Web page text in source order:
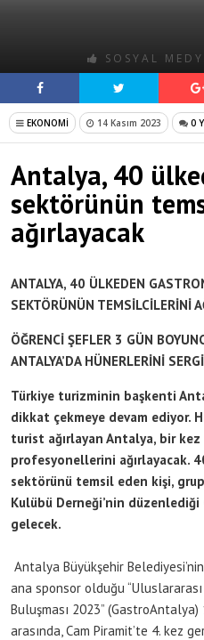
SOSYAL
EKONOMİ 14 Kasım 2023 0
Antalya, 40
sektörünün
ağırlayacak
ANTALYA, 40 ÜLKEDEN
SEKTÖRÜNÜN TEMSİLCİLERİNİ
ÖĞRENCİ ŞEFLER 3 GÜN
ANTALYA’DA HÜNERLERİNİ
Türkiye turizminin başkenti
dikkat çekmeye devam ediyor.
turist ağırlayan Antalya, bir
profesyonellerini ağırlayacak.
sektörünü temsil eden kişi,
Kulübü Derneği’nin
gelecek.
Antalya Büyükşehir
ana sponsor olduğu
Buluşması 2023”
arasında, Cam Piramit’te 4. kez